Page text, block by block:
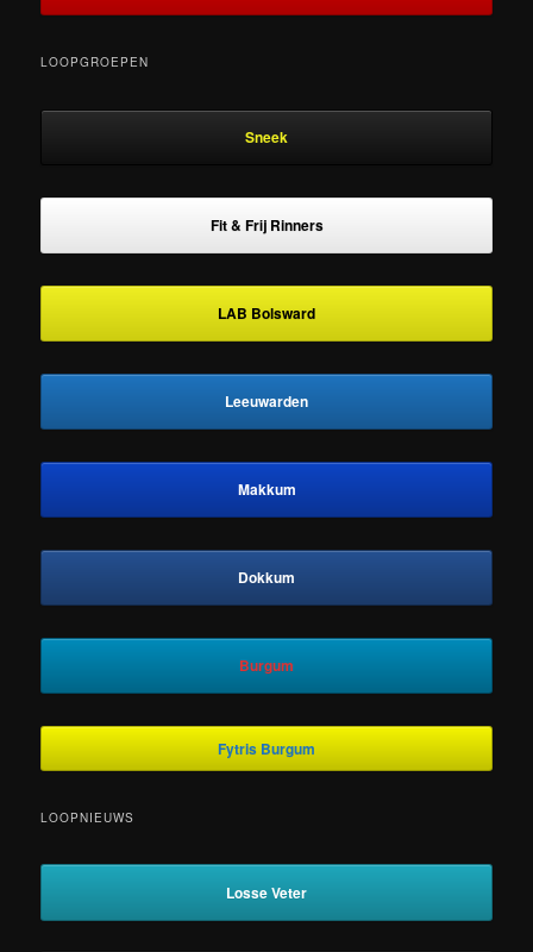
LOOPGROEPEN
Sneek
Fit & Frij Rinners
LAB Bolsward
Leeuwarden
Makkum
Dokkum
Burgum
Fytris Burgum
LOOPNIEUWS
Losse Veter